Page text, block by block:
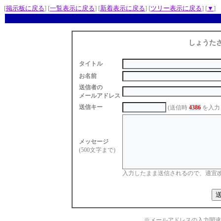
[掲示板に戻る] [一覧表示に戻る] [新着表示に戻る] [ツリー表示に戻る] [▼ ]
しょうた
タイトル
お名前
送信者の
メールアドレス
送信キー
(送信時 4386を入力
メッセージ
(500文字まで)
入力したまま送信されるので、適宜